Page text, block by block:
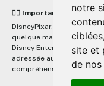
notre
site et
de nos
☝🏼 Important
DisneyPixar.fr est un site
quelque manière que ce
Disney Enterprises, Inc
adressée aux studios
compréhension.